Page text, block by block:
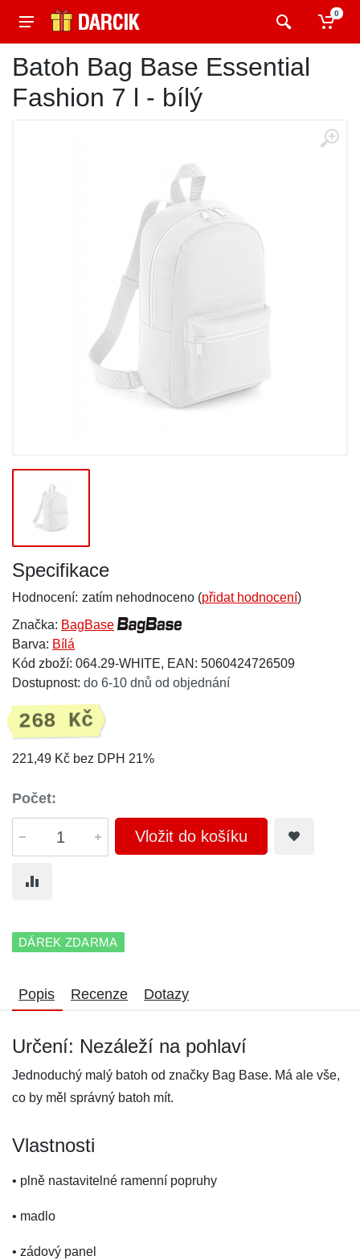
0
Batoh Bag Base Essential
Fashion 7 l - bílý
Specifikace
Hodnocení: zatím nehodnoceno (přidat hodnocení)
Značka: BagBase
Barva: Bílá
Kód zboží: 064.29-WHITE, EAN: 5060424726509
Dostupnost: do 6-10 dnů od objednání
268 Kč
221,49 Kč bez DPH 21%
Počet:
Vložit do košíku
DÁREK ZDARMA
Popis Recenze Dotazy
Určení: Nezáleží na pohlaví
Jednoduchý malý batoh od značky Bag Base. Má ale vše,
co by měl správný batoh mít.
Vlastnosti
• plně nastavitelné ramenní popruhy
• madlo
• zádový panel